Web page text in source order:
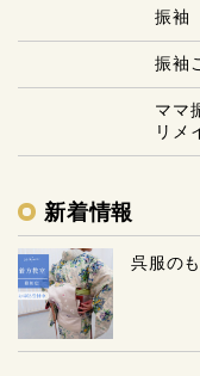
振袖
振袖
ママ
リメ
新着情報
呉服の